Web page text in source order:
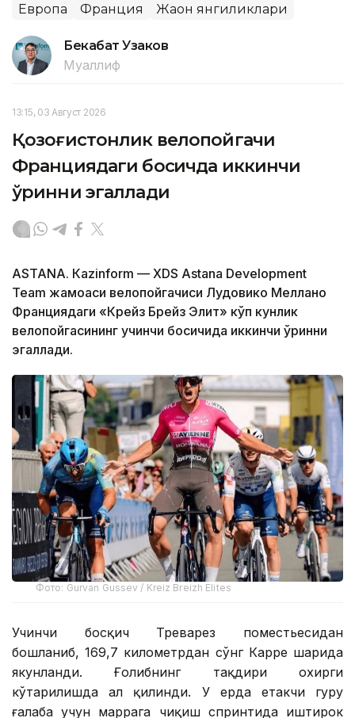
Европа Франция Жаҳон янгиликлари
Бекабат Узаков
Муаллиф
13:15, 03 Август 2026
Қозоғистонлик велопойгачи
Франциядаги босқичда иккинчи
ўринни эгаллади
ASTANА. Кazinform — XDS Astana Development
Team жамоаси велопойгачиси Лудовико Меллано
Франциядаги «Крейз Брейз Элит» кўп кунлик
велопойгасининг учинчи босқичида иккинчи ўринни
эгаллади.
Фото: Gurvan Gussev / Kreiz Breizh Elites
Учинчи босқич Треварез поместьесидан
бошланиб, 169,7 километрдан сўнг Карре шаҳрида
якунланди. Ғолибнинг тақдири охирги
кўтарилишда ҳал қилинди. У ерда етакчи гуруҳ
ғалаба учун маррага чиқиш спринтида иштирок